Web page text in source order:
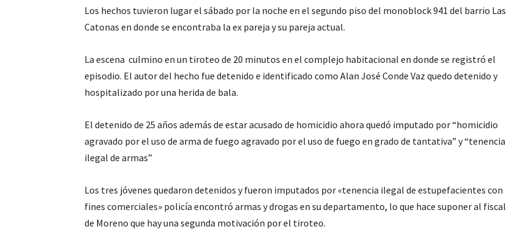
Los hechos tuvieron lugar el sábado por la noche en el segundo piso del monoblock 941 del barrio Las
Catonas en donde se encontraba la ex pareja y su pareja actual.
La escena culmino en un tiroteo de 20 minutos en el complejo habitacional en donde se registró el
episodio. El autor del hecho fue detenido e identificado como Alan José Conde Vaz quedo detenido y
hospitalizado por una herida de bala.
El detenido de 25 años además de estar acusado de homicidio ahora quedó imputado por “homicidio
agravado por el uso de arma de fuego agravado por el uso de fuego en grado de tantativa” y “tenencia
ilegal de armas”
Los tres jóvenes quedaron detenidos y fueron imputados por «tenencia ilegal de estupefacientes con
fines comerciales» policía encontró armas y drogas en su departamento, lo que hace suponer al fiscal
de Moreno que hay una segunda motivación por el tiroteo.